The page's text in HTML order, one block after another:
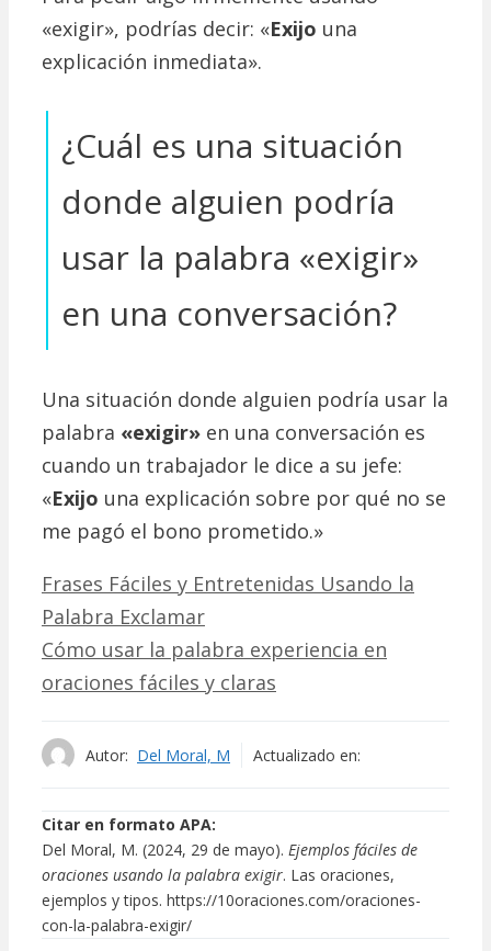
«exigir», podrías decir: «Exijo una
explicación inmediata».
¿Cuál es una situación
donde alguien podría
usar la palabra «exigir»
en una conversación?
Una situación donde alguien podría usar la
palabra «exigir» en una conversación es
cuando un trabajador le dice a su jefe:
«Exijo una explicación sobre por qué no se
me pagó el bono prometido.»
Frases Fáciles y Entretenidas Usando la
Palabra Exclamar
Cómo usar la palabra experiencia en
oraciones fáciles y claras
Autor: Del Moral, M Actualizado en:
Citar en formato APA:
Del Moral, M. (2024, 29 de mayo). Ejemplos fáciles de
oraciones usando la palabra exigir. Las oraciones,
ejemplos y tipos. https://10oraciones.com/oraciones-
con-la-palabra-exigir/